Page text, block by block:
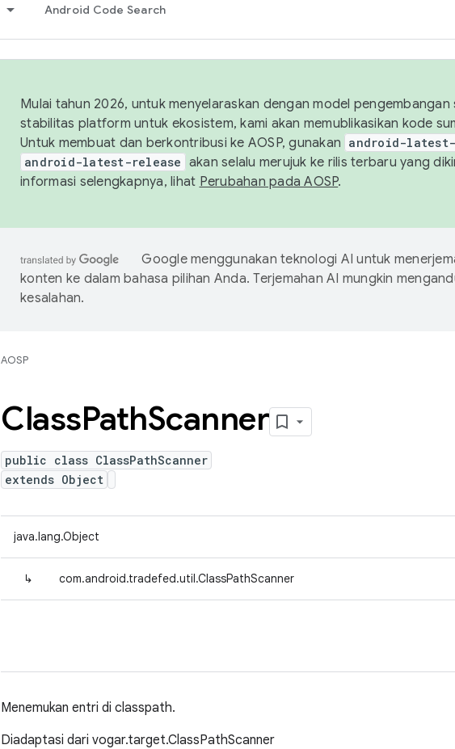
Android Code Search
Mulai tahun 2026, untuk menyelaraskan dengan model
stabilitas platform untuk ekosistem, kami akan memublikasikan kode
Untuk membuat dan berkontribusi ke AOSP, gunakan android-
android-latest-release akan selalu merujuk ke rilis terbaru yang
informasi selengkapnya, lihat Perubahan pada AOSP.
Google menggunakan teknologi AI untuk
konten ke dalam bahasa pilihan Anda. Terjemahan AI mungkin
kesalahan.
AOSP
ClassPathScanner
public class ClassPathScanner
extends Object
java.lang.Object
↳ com.android.tradefed.util.ClassPathScanner
Menemukan entri di classpath.
Diadaptasi dari vogar.target.ClassPathScanner